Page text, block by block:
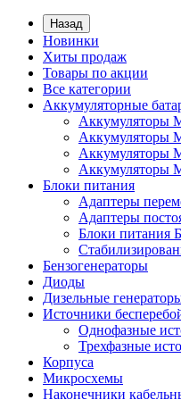
Назад
Новинки
Хиты продаж
Товары по акции
Все категории
Аккумуляторные
Аккумуляторы
Аккумуляторы
Аккумуляторы
Аккумуляторы
Блоки питания
Адаптеры
Адаптеры
Блоки питания
Бензогенераторы
Диоды
Дизельные
Источники
Однофазные
Трехфазные
Корпуса
Микросхемы
Наконечники